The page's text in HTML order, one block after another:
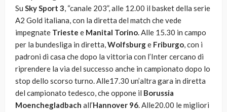
Su Sky Sport 3, “canale 203”, alle 12.00 il basket della serie
A2 Gold italiana, con la diretta del match che vede
impegnate Trieste e Manital Torino. Alle 15.30 in campo
per la bundesliga in diretta,Wolfsburge Friburgo, con i
padroni di casa che dopo la vittoria con l’Inter cercano di
riprendere la via del successo anche in campionato dopo lo
stop dello scorso turno. Alle17.30 un’altra gara in diretta
del campionato tedesco, che oppone il Borussia
Moenchegladbach all’Hannover 96. Alle20.00 le migliori